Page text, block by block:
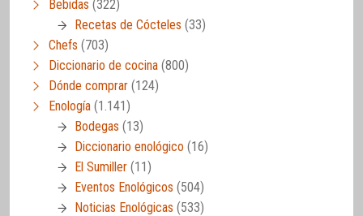
Bebidas (322)
Recetas de Cócteles (33)
Chefs (703)
Diccionario de cocina (800)
Dónde comprar (124)
Enología (1.141)
Bodegas (13)
Diccionario enológico (16)
El Sumiller (11)
Eventos Enológicos (504)
Noticias Enológicas (533)